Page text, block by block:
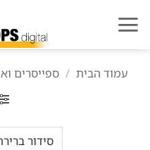
עמוד הבית / ספייסרים